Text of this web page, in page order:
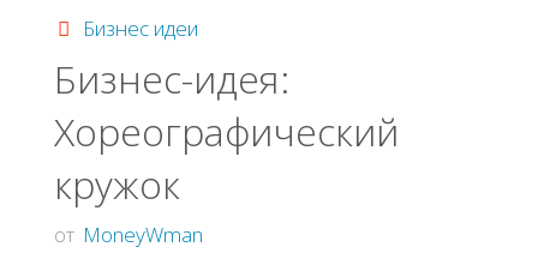
Бизнес идеи
Бизнес-идея:
Хореографический
кружок
от MoneyWman